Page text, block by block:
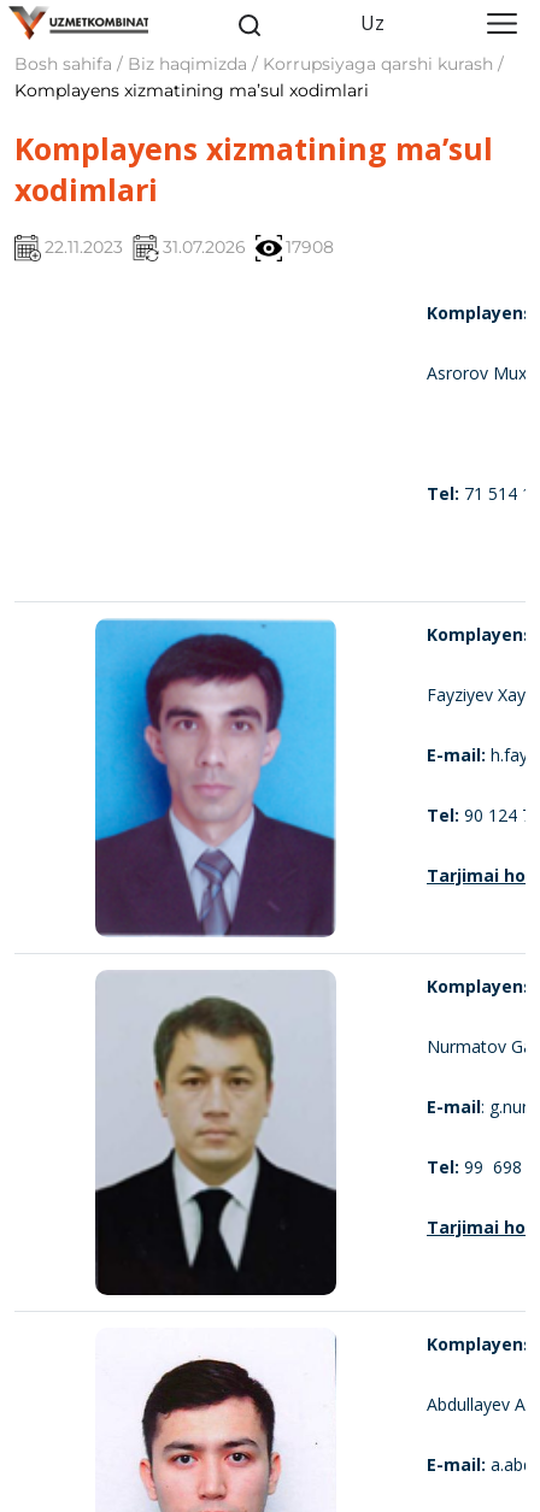
Uz
Bosh sahifa / Biz haqimizda / Korrupsiyaga qarshi kurash /
Komplayens xizmatining maʼsul xodimlari
Komplayens xizmatining ma’sul
xodimlari
22.11.2023 31.07.2026 17908
Asrorov
Tel: 71 514
Fayziyev
E-mail:
Tel: 90 124
Tarjimai holi
Nurmatov
E-mail:
Tel: 99 698
Tarjimai holi
Abdullayev
E-mail: